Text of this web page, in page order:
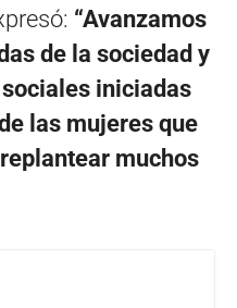
“Avanzamos
de la sociedad y
iniciadas
las mujeres que
muchos